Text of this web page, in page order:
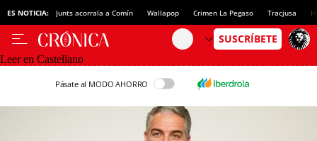
ES NOTICIA: Junts acorrala a Comín Wallapop Crimen La Pegaso Tracjusa
Leer en Castellano
Pásate al MODO AHORRO